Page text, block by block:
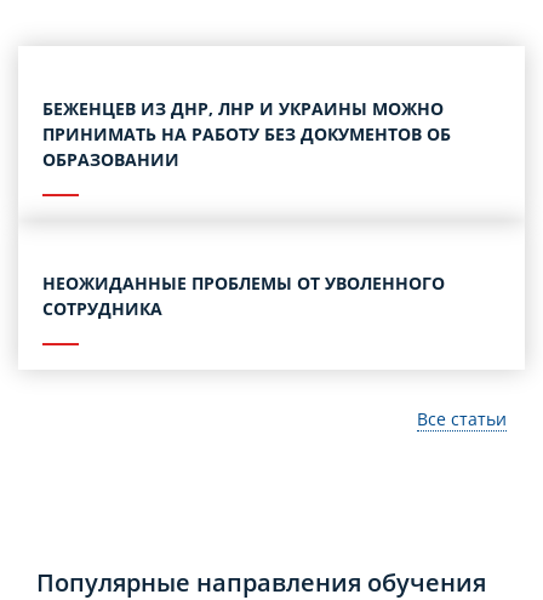
БЕЖЕНЦЕВ ИЗ ДНР, ЛНР И УКРАИНЫ МОЖНО
ПРИНИМАТЬ НА РАБОТУ БЕЗ ДОКУМЕНТОВ ОБ
ОБРАЗОВАНИИ
НЕОЖИДАННЫЕ ПРОБЛЕМЫ ОТ УВОЛЕННОГО
СОТРУДНИКА
Все статьи
Популярные направления обучения